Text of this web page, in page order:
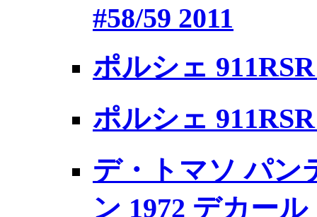
#58/59 2011
ポルシェ
ポルシェ
デ・トマソ パン
ン 1972 デカール